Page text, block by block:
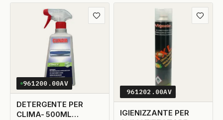
Aggiungi ai preferiti
961200.00AV
DETERGENTE PER
CLIMA- 500ML
961202.00AV
IGIENIZZANTE PER